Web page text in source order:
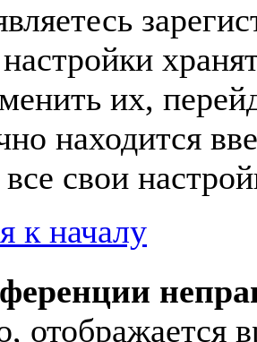
их,
находится
свои
к началу
отображается